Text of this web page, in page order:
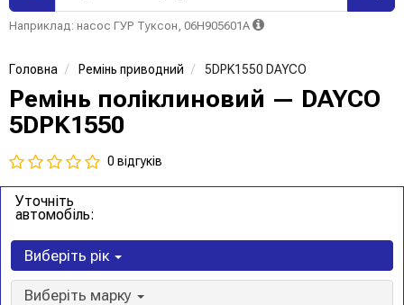
Наприклад: насос ГУР Туксон, 06H905601A
Головна Ремінь приводний 5DPK1550 DAYCO
Ремінь поліклиновий — DAYCO
5DPK1550
0 відгуків
Уточніть
автомобіль:
Виберіть рік
Виберіть марку